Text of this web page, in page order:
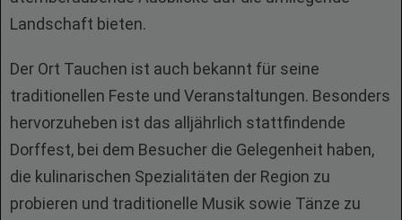
Landschaft bieten.
Der Ort Tauchen ist auch bekannt für seine
traditionellen Feste und Veranstaltungen. Besonders
hervorzuheben ist das alljährlich stattfindende
Dorffest, bei dem Besucher die Gelegenheit haben,
die kulinarischen Spezialitäten der Region zu
probieren und traditionelle Musik sowie Tänze zu